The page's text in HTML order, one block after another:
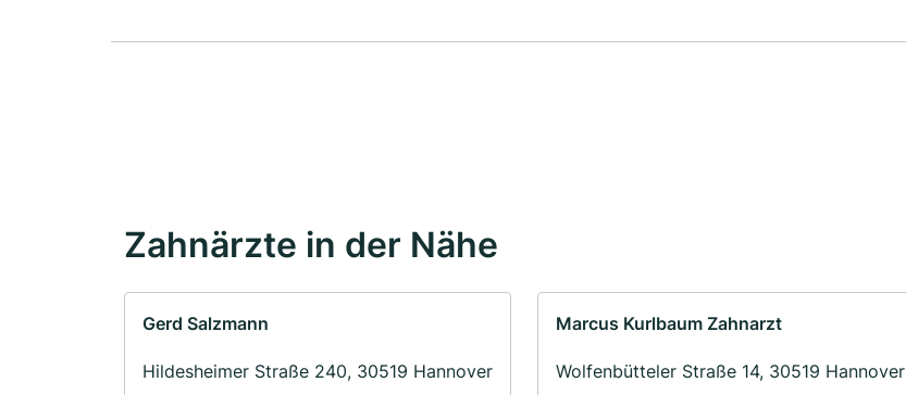
Zahnärzte in der Nähe
Gerd Salzmann
Hildesheimer Straße 240, 30519 Hannover
Marcus Kurlbaum Zahnarzt
Wolfenbütteler Straße 14, 30519 Hannover